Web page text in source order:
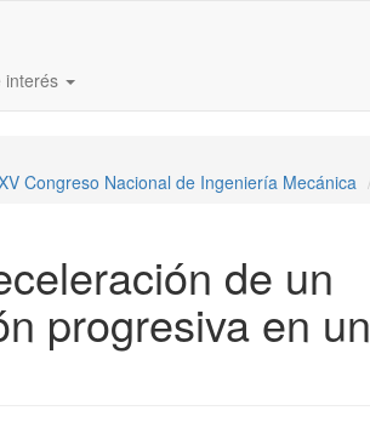
interés
Congreso Nacional de Ingeniería Mecánica
de un
progresiva en un